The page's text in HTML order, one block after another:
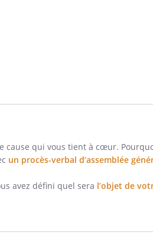
cause qui vous tient à cœur.
un procès-verbal d’assemblée
avez défini quel sera l’objet de